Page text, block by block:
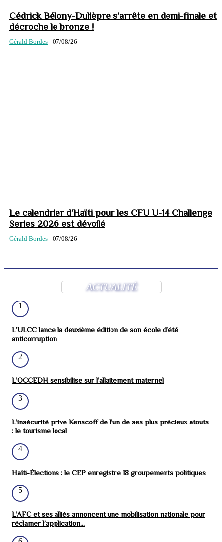
Cédrick Bélony-Dulièpre s’arrête en demi-finale et
décroche le bronze !
Gérald Bordes - 07/08/26
Le calendrier d’Haïti pour les CFU U-14 Challenge
Series 2026 est dévoilé
Gérald Bordes - 07/08/26
ACTUALITÉ
1
L’ULCC lance la deuxième édition de son école d’été
anticorruption
2
L’OCCEDH sensibilise sur l’allaitement maternel
3
L’insécurité prive Kenscoff de l’un de ses plus précieux atouts
: le tourisme local
4
Haïti-Élections : le CEP enregistre 18 groupements politiques
5
L’AFC et ses alliés annoncent une mobilisation nationale pour
réclamer l’application...